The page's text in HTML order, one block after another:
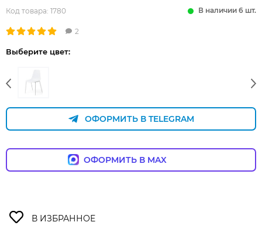
Код товара: 1780 В наличии 6 шт.
2
Выберите цвет:
ОФОРМИТЬ В TELEGRAM
ОФОРМИТЬ В MAX